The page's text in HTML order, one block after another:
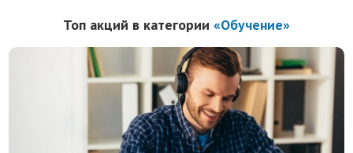
Топ акций в категории «Обучение»